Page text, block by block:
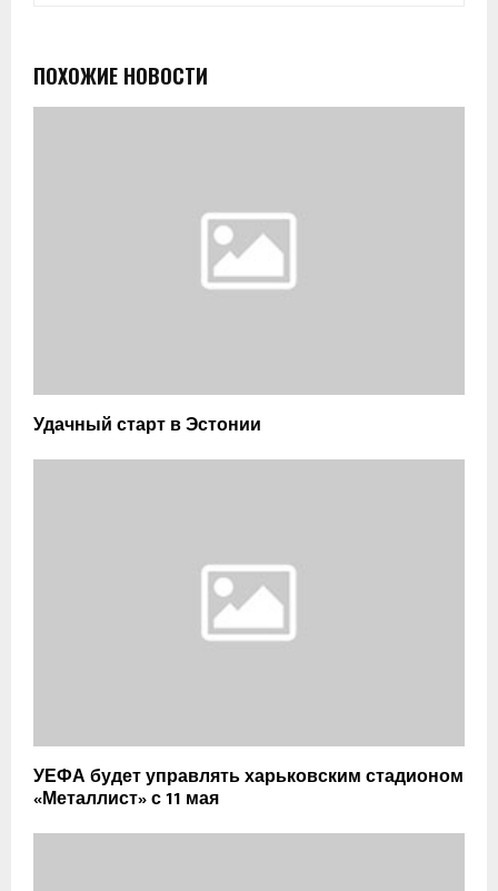
ПОХОЖИЕ НОВОСТИ
Удачный старт в Эстонии
УЕФА будет управлять харьковским стадионом
«Металлист» с 11 мая